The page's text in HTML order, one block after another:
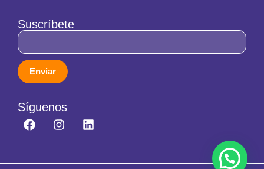
Suscríbete
Enviar
Síguenos